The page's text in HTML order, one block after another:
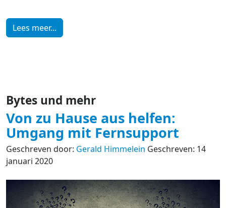
Lees meer...
Bytes und mehr
Von zu Hause aus helfen:
Umgang mit Fernsupport
Geschreven door: Gerald Himmelein Geschreven: 14
januari 2020